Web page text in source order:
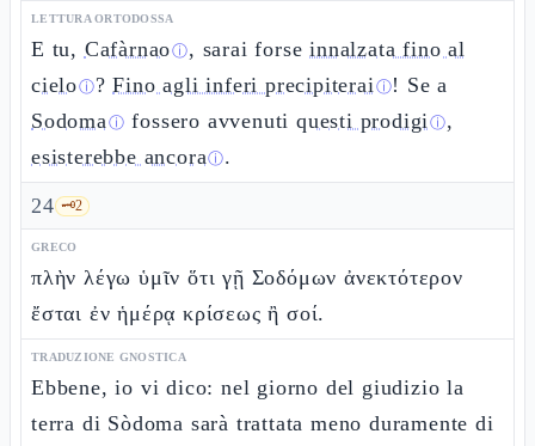
LETTURA ORTODOSSA
E tu, Cafàrnaoⓘ, sarai forseinnalzata fino al
cieloⓘ?Fino agli inferi precipiteraiⓘ! Se a
Sodomaⓘ fossero avvenutiquesti prodigiⓘ,
esisterebbe ancoraⓘ.
24 🗝️2
GRECO
πλὴν λέγω ὑμῖν ὅτι γῇ Σοδόμων ἀνεκτότερον
ἔσται ἐν ἡμέρᾳ κρίσεως ἢ σοί.
TRADUZIONE GNOSTICA
Ebbene, io vi dico: nel giorno del giudizio la
terra di Sòdoma sarà trattata meno duramente di